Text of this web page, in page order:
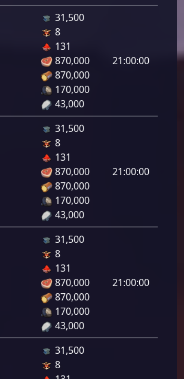
31,500
8
131
870,000
870,000
170,000
43,000
21:00:00
رامي
31,500
8
131
870,000
870,000
170,000
43,000
21:00:00
31,500
8
131
870,000
870,000
170,000
43,000
21:00:00
31,500
8